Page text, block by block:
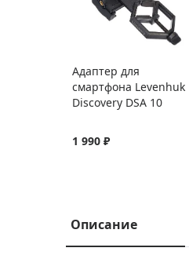
Адаптер для
смартфона Levenhuk
Discovery DSA 10
1 990 ₽
Описание